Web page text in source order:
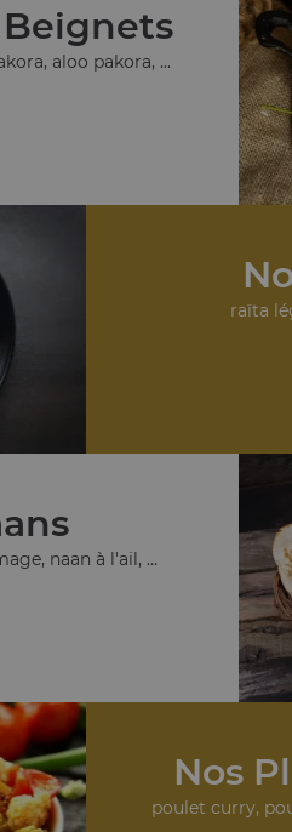
aloo pakora, ...
raïta
naan à l'ail, ...
Nos
poulet curry,